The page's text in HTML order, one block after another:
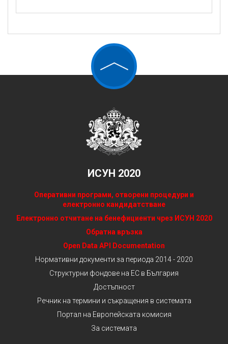
ИСУН 2020
Оперативни програми, отворени процедури и
електронно кандидатстване
Електронно отчитане на бенефициенти чрез ИСУН 2020
Обратна връзка
Open Data API Documentation
Нормативни документи за периода 2014 - 2020
Структурни фондове на ЕС в България
Достъпност
Речник на термини и съкращения в системата
Портал на Европейската комисия
За системата